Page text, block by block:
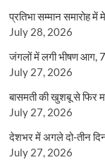
प्रतिभा सम्मान समारोह में
July 28, 2026
जंगलों में लगी भीषण आग,
July 27, 2026
बासमती की खुशबू से फिर
July 27, 2026
देशभर में अगले दो-तीन दिन
July 27, 2026